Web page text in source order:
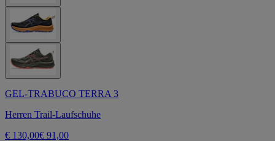
GEL-TRABUCO TERRA 3
Herren Trail-Laufschuhe
€ 130,00€ 91,00